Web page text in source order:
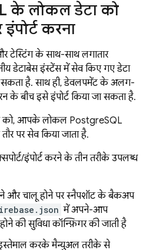
के लोकल डेटा को
करना
और टेस्टिंग के साथ-साथ लगातार
डेटाबेस इंस्टेंस में सेव किए गए डेटा
सकता है. साथ ही, डेवलपमेंट के अलग-
के बीच इसे इंपोर्ट किया जा सकता है.
को, आपके लोकल PostgreSQL
पर सेव किया जाता है.
इंपोर्ट करने के तीन तरीके उपलब्ध
और चालू होने पर स्नैपशॉट के बैकअप
में अपने-आप
होने की सुविधा कॉन्फ़िगर की जाती है
करके मैन्युअल तरीके से